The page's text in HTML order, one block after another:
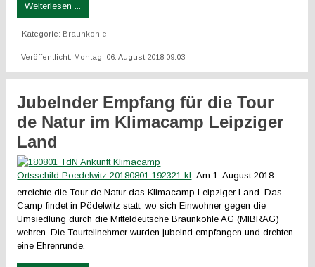
Weiterlesen ...
Kategorie: Braunkohle
Veröffentlicht: Montag, 06. August 2018 09:03
Jubelnder Empfang für die Tour
de Natur im Klimacamp Leipziger
Land
Am 1. August 2018
erreichte die Tour de Natur das Klimacamp Leipziger Land. Das
Camp findet in Pödelwitz statt, wo sich Einwohner gegen die
Umsiedlung durch die Mitteldeutsche Braunkohle AG (MIBRAG)
wehren. Die Tourteilnehmer wurden jubelnd empfangen und drehten
eine Ehrenrunde.